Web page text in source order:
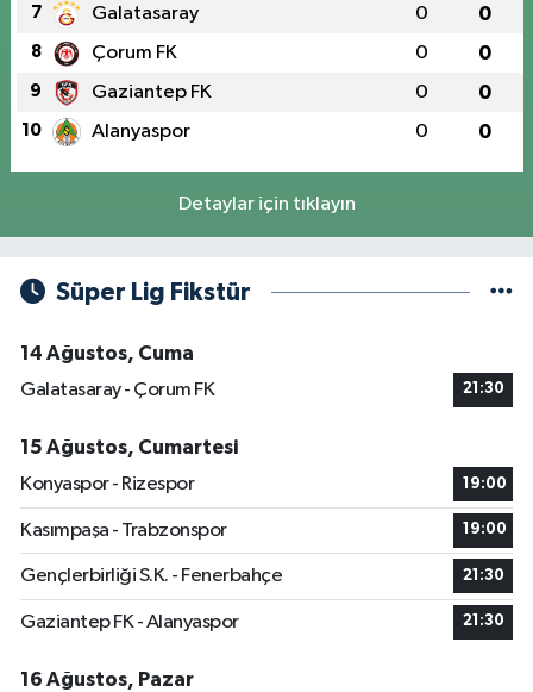
7 Galatasaray 0 0
8 Çorum FK 0 0
9 Gaziantep FK 0 0
10 Alanyaspor 0 0
Detaylar için tıklayın
Süper Lig Fikstür
14 Ağustos, Cuma
Galatasaray - Çorum FK
21:30
15 Ağustos, Cumartesi
Konyaspor - Rizespor
19:00
Kasımpaşa - Trabzonspor 19:00
Gençlerbirliği S.K. - Fenerbahçe 21:30
Gaziantep FK - Alanyaspor 21:30
16 Ağustos, Pazar